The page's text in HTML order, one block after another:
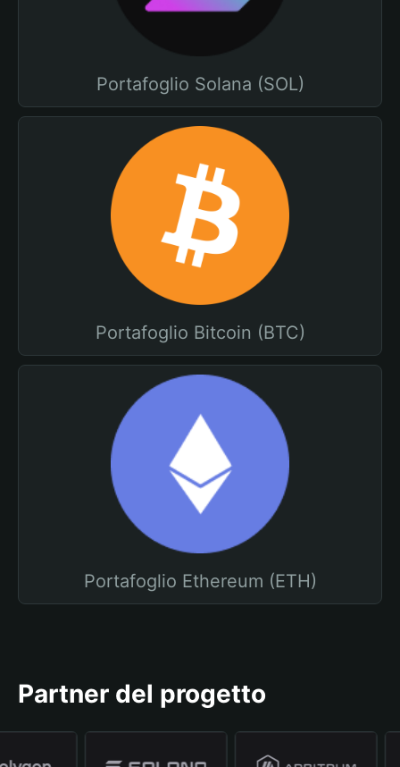
Portafoglio Solana (SOL)
Portafoglio Bitcoin (BTC)
Portafoglio Ethereum (ETH)
Partner del progetto